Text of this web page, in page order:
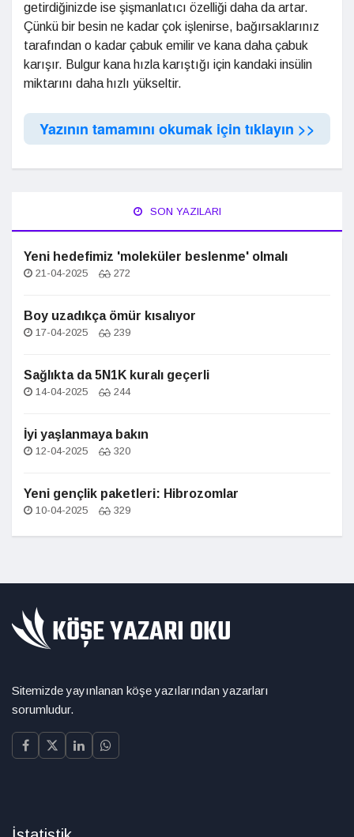
getirdiğinizde ise şişmanlatıcı özelliği daha da artar.
Çünkü bir besin ne kadar çok işlenirse, bağırsaklarınız
tarafından o kadar çabuk emilir ve kana daha çabuk
karışır. Bulgur kana hızla karıştığı için kandaki insülin
miktarını daha hızlı yükseltir.
Yazının tamamını okumak için tıklayın >>
SON YAZILARI
Yeni hedefimiz 'moleküler beslenme' olmalı
21-04-2025 272
Boy uzadıkça ömür kısalıyor
17-04-2025 239
Sağlıkta da 5N1K kuralı geçerli
14-04-2025 244
İyi yaşlanmaya bakın
12-04-2025 320
Yeni gençlik paketleri: Hibrozomlar
10-04-2025 329
Sitemizde yayınlanan köşe yazılarından yazarları
sorumludur.